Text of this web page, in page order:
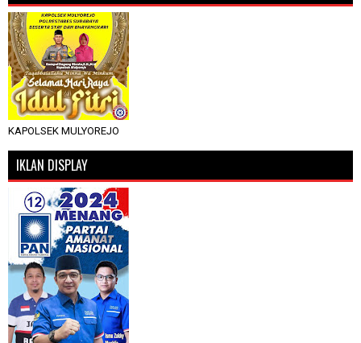
KAPOLSEK MULYOREJO
IKLAN DISPLAY